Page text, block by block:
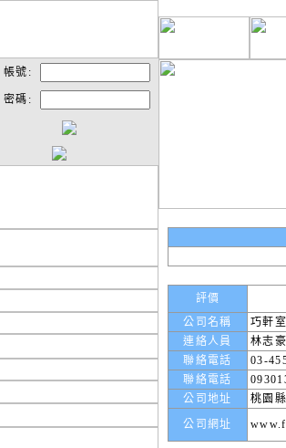
帳號:
密碼:
評價
公司名稱
巧軒
連絡人員
林志豪
聯絡電話
03-
聯絡電話
公司地址
桃園
公司網址